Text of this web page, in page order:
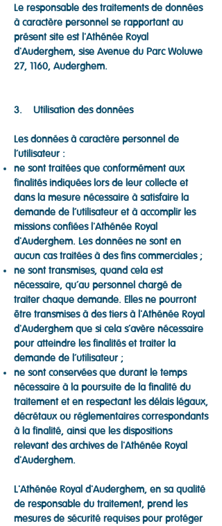
Le responsable des traitements de données
à caractère personnel se rapportant au
présent site est l'Athénée Royal
d'Auderghem, sise Avenue du Parc Woluwe
27, 1160, Auderghem.
3. Utilisation des données
Les données à caractère personnel de
l’utilisateur :
ne sont traitées que conformément aux
finalités indiquées lors de leur collecte et
dans la mesure nécessaire à satisfaire la
demande de l’utilisateur et à accomplir les
missions confiées l'Athénée Royal
d'Auderghem. Les données ne sont en
aucun cas traitées à des fins commerciales ;
ne sont transmises, quand cela est
nécessaire, qu’au personnel chargé de
traiter chaque demande. Elles ne pourront
être transmises à des tiers à l'Athénée Royal
d'Auderghem que si cela s’avère nécessaire
pour atteindre les finalités et traiter la
demande de l’utilisateur ;
ne sont conservées que durant le temps
nécessaire à la poursuite de la finalité du
traitement et en respectant les délais légaux,
décrétaux ou réglementaires correspondants
à la finalité, ainsi que les dispositions
relevant des archives de l'Athénée Royal
d'Auderghem.
L'Athénée Royal d'Auderghem, en sa qualité
de responsable du traitement, prend les
mesures de sécurité requises pour protéger